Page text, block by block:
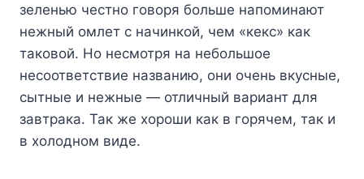
зеленью честно говоря больше напоминают
нежный омлет с начинкой, чем «кекс» как
таковой. Но несмотря на небольшое
несоответствие названию, они очень вкусные,
сытные и нежные — отличный вариант для
завтрака. Так же хороши как в горячем, так и
в холодном виде.